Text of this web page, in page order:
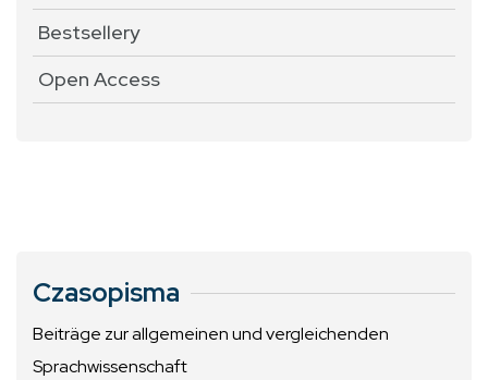
Bestsellery
Open Access
Czasopisma
Beiträge zur allgemeinen und vergleichenden
Sprachwissenschaft